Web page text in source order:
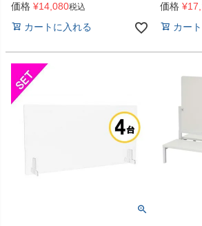
価格 ¥14,080税込
カートに入れる
価格 ¥
カー